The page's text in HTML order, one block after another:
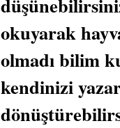
okuyarak
olmadı bilim
kendinizi